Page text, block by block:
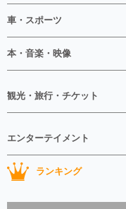
車・スポーツ
本・音楽・映像
観光・旅行・チケット
エンターテイメント
ランキング